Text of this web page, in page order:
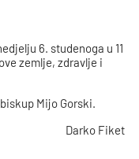
6. studenoga u 11
zemlje, zdravlje i
Mijo Gorski.
Darko Fiket